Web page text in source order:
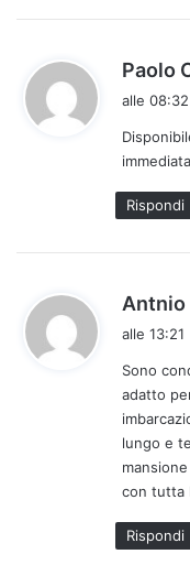
Paolo
alle 08:32
Rispondi
Antnio
t
t
:
alle 13:21
Sono
adatto
lungo e
con tutta
Rispondi